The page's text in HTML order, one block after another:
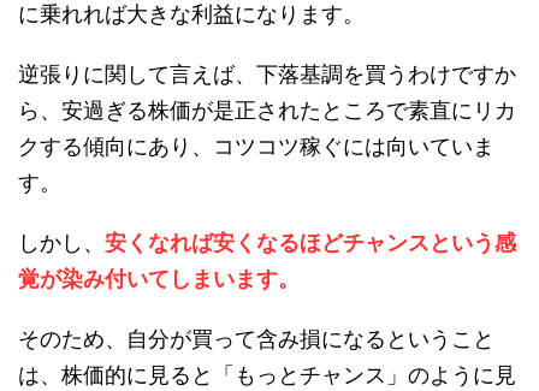
に乗れれば大きな利益になります。
逆張りに関して言えば、下落基調を買うわけですか
ら、安過ぎる株価が是正されたところで素直にリカ
クする傾向にあり、コツコツ稼ぐには向いていま
す。
しかし、 安くなれば安くなるほどチャンスという感
覚が染み付いてしまいます。
そのため、自分が買って含み損になるということ
は、株価的に見ると「もっとチャンス」のように見